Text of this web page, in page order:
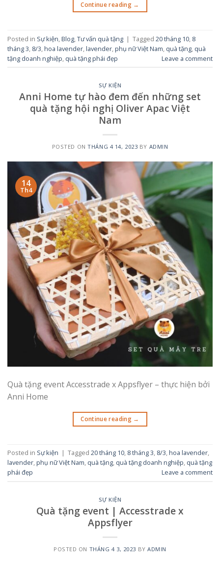
Continue reading →
Posted in Sự kiện,Blog,Tư vấn quà tặng | Tagged 20 tháng 10, 8
tháng 3, 8/3,hoa lavender,lavender,phụ nữ Việt Nam, quà tặng, quà
tặng doanh nghiệp, quà tặng phái đẹp Leave a comment
SỰ KIỆN
Anni Home tự hào đem đến những set
quà tặng hội nghị Oliver Apac Việt
Nam
POSTED ONTHÁNG 4 14, 2023 BY ADMIN
14
Th4
Quà tặng event Accesstrade x Appsflyer – thực hiện bởi
Anni Home
Continue reading →
Posted in Sự kiện | Tagged 20 tháng 10, 8 tháng 3, 8/3,hoa lavender,
lavender,phụ nữ Việt Nam, quà tặng, quà tặng doanh nghiệp, quà tặng
phái đẹp
Leave a comment
SỰ KIỆN
Quà tặng event | Accesstrade x
Appsflyer
POSTED ON THÁNG 4 3, 2023 BYADMIN